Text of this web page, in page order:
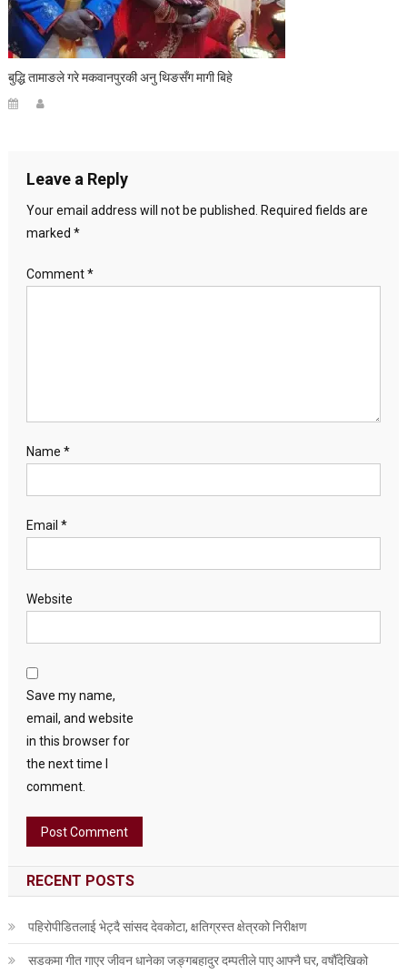
बुद्धि तामाङले गरे मकवानपुरकी अनु थिङसँग मागी बिहे
Leave a Reply
Your email address will not be published.
Required fields are
marked *
Comment*
Name *
Email *
Website
Save my name,
email, and website
in this browser for
the next time I
comment.
RECENT POSTS
पहिरोपीडितलाई भेट्दै सांसद देवकोटा, क्षतिग्रस्त क्षेत्रको निरीक्षण
सडकमा गीत गाएर जीवन धानेका जङ्गबहादुर दम्पतीले पाए आफ्नै घर, वर्षौँदेखिको